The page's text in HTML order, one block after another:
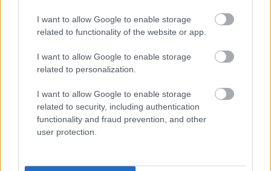
I want to allow Google to enable storage
related to functionality of the website or app.
I want to allow Google to enable storage
related to personalization.
I want to allow Google to enable storage
related to security, including authentication
functionality and fraud prevention, and other
user protection.
A SZOL24 legfrissebb 24 cikke
Problémák egész Jász-Nagykun-Szolnok megyében: egyre
Már magasabb szinten is nyomoznak Szijjártó
büntetőügyében, vesztegetés miatt 3 év letöltendőt kaphat és
ez csak az egyik botrány
lezárnak a napokban, a közlekedés az átlagost is meghaladó